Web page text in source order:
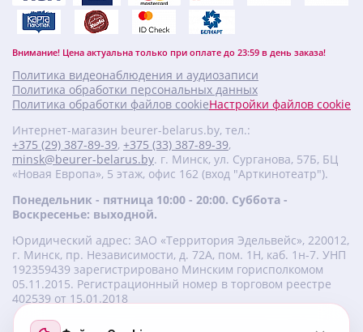
Внимание! Цена актуальна только при оплате до 23:59 в день заказа!
Политика видеонаблюдения и аудиозаписи
Политика обработки персональных данных
Политика обработки файлов cookieНастройки файлов cookie
Интернет-магазин beurer-belarus.by, тел.:
+375 (29) 387-89-39, +375 (33) 387-89-39,
minsk@beurer-belarus.by. г. Минск, ул. Сурганова, 57Б, БЦ
«Новая Европа», 5 этаж, офис 162 (вход "Арткинотеатр").
Понедельник - пятница 10:00 - 20:00. Суббота -
Воскресенье: выходной.
Юридический адрес: ЗАО «Территория Эдельвейс», 220012,
г. Минск, пр. Независимости, д. 72А, пом. 1Н, каб. 1н-7. УНП
‎192359439 зарегистрировано Минским горисполкомом
05.11.2015. Регистрационный номер в торговом реестре
402539 от 15.01.2018